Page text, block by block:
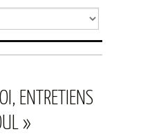
ENTRETIENS
»